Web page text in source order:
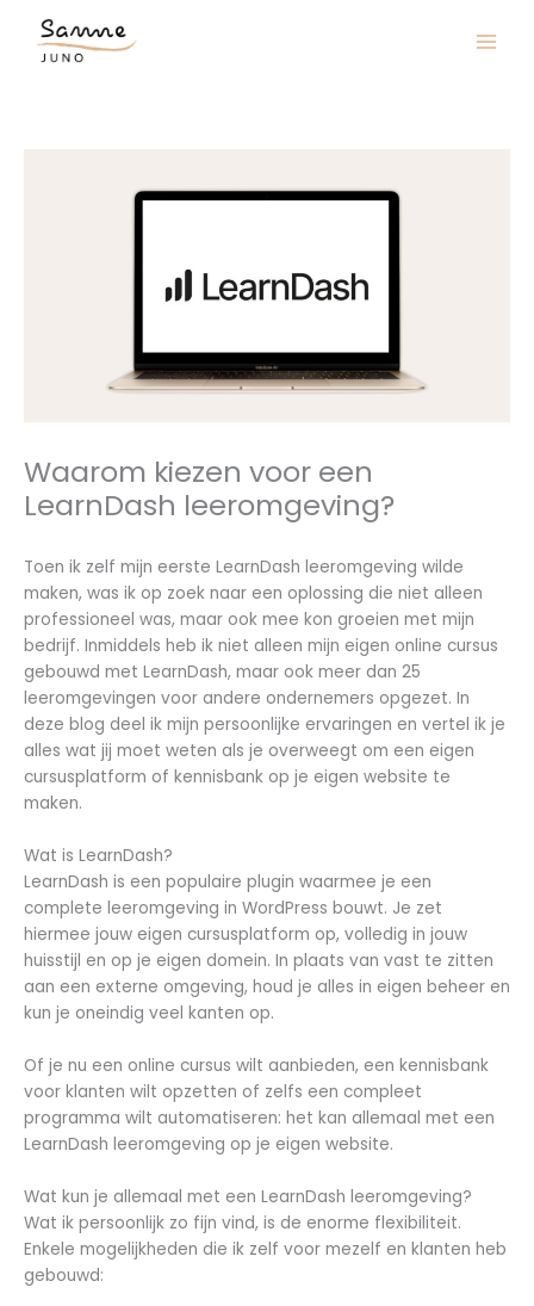
Waarom kiezen voor een
LearnDash leeromgeving?
Toen ik zelf mijn eerste LearnDash leeromgeving wilde
maken, was ik op zoek naar een oplossing die niet alleen
professioneel was, maar ook mee kon groeien met mijn
bedrijf. Inmiddels heb ik niet alleen mijn eigen online cursus
gebouwd met LearnDash, maar ook meer dan 25
leeromgevingen voor andere ondernemers opgezet. In
deze blog deel ik mijn persoonlijke ervaringen en vertel ik je
alles wat jij moet weten als je overweegt om een eigen
cursusplatform of kennisbank op je eigen website te
maken.
Wat is LearnDash?
LearnDash is een populaire plugin waarmee je een
complete leeromgeving in WordPress bouwt. Je zet
hiermee jouw eigen cursusplatform op, volledig in jouw
huisstijl en op je eigen domein. In plaats van vast te zitten
aan een externe omgeving, houd je alles in eigen beheer en
kun je oneindig veel kanten op.
Of je nu een online cursus wilt aanbieden, een kennisbank
voor klanten wilt opzetten of zelfs een compleet
programma wilt automatiseren: het kan allemaal met een
LearnDash leeromgeving op je eigen website.
Wat kun je allemaal met een LearnDash leeromgeving?
Wat ik persoonlijk zo fijn vind, is de enorme flexibiliteit.
Enkele mogelijkheden die ik zelf voor mezelf en klanten heb
gebouwd: